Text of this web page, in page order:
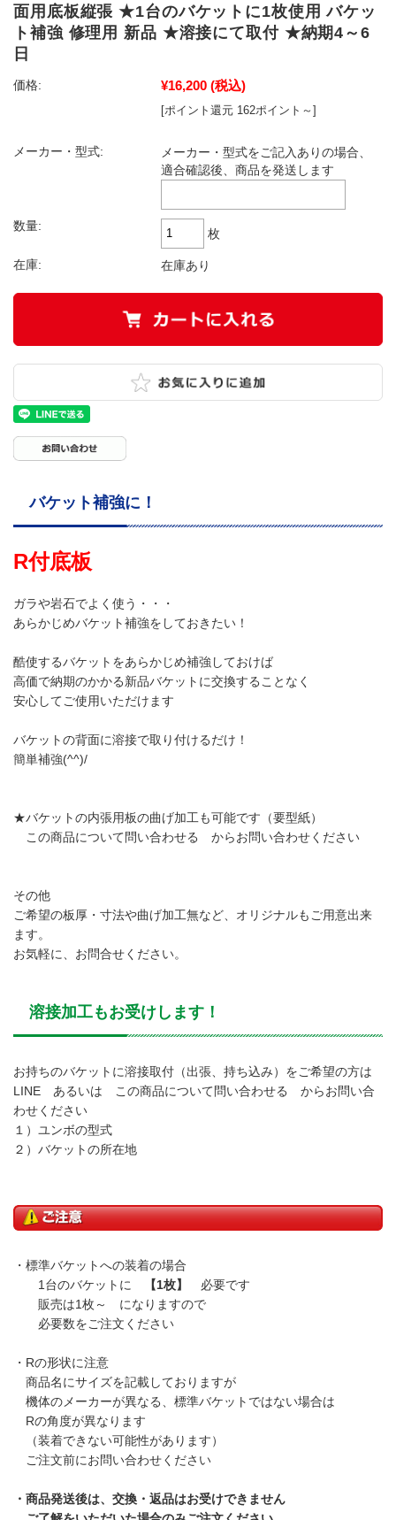
面用底板縦張 ★1台のバケットに1枚使用 バケッ
ト補強 修理用 新品 ★溶接にて取付 ★納期4～6
日
価格: ¥16,200 (税込)
[ポイント還元 162ポイント～]
メーカー・型式:
メーカー・型式をご記入ありの場合、
適合確認後、商品を発送します
数量:
枚
在庫: 在庫あり
バケット補強に！
R付底板
ガラや岩石でよく使う・・・
あらかじめバケット補強をしておきたい！
酷使するバケットをあらかじめ補強しておけば
高価で納期のかかる新品バケットに交換することなく
安心してご使用いただけます
バケットの背面に溶接で取り付けるだけ！
簡単補強(^^)/
★バケットの内張用板の曲げ加工も可能です（要型紙）
この商品について問い合わせる からお問い合わせください
その他
ご希望の板厚・寸法や曲げ加工無など、オリジナルもご用意出来
ます。
お気軽に、お問合せください。
溶接加工もお受けします！
お持ちのバケットに溶接取付（出張、持ち込み）をご希望の方は
LINE あるいは この商品について問い合わせる からお問い合
わせください
１）ユンボの型式
２）バケットの所在地
・標準バケットへの装着の場合
1台のバケットに
【1枚】
必要です
販売は1枚～ になりますので
必要数をご注文ください
・Rの形状に注意
商品名にサイズを記載しておりますが
機体のメーカーが異なる、標準バケットではない場合は
Rの角度が異なります
（装着できない可能性があります）
ご注文前にお問い合わせください
・商品発送後は、交換・返品はお受けできません